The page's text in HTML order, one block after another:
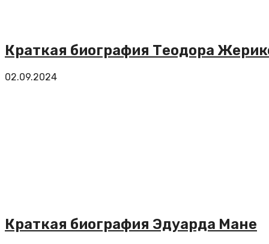
Краткая биография Теодора
02.09.2024
Краткая биография Эдуарда Мане